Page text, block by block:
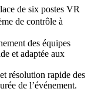
de six postes VR
de contrôle à
des équipes
et adaptée aux
résolution rapide des
de l’événement.